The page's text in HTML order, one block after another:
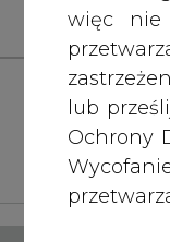
więc nie
lub
Ochrony